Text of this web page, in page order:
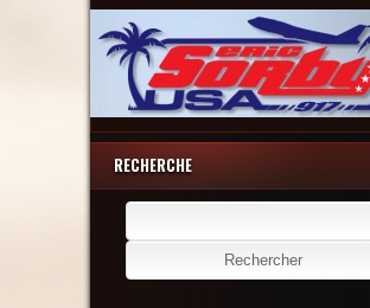
RECHERCHE
Rechercher :